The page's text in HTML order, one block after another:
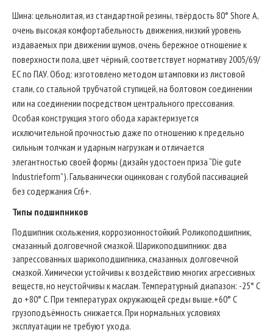
Шина: цельнолитая, из стандартной резины, твёрдость 80° Shore A,
очень высокая комфортабельность движения, низкий уровень
издаваемых при движении шумов, очень бережное отношение к
поверхности пола, цвет чёрный, соответствует нормативу 2005/69/
ЕС по ПАУ. Обод: изготовлено методом штамповки из листовой
стали, со стальной трубчатой ступицей, на болтовом соединении
или на соединении посредством центрального прессования.
Особая конструкция этого обода характеризуется
исключительной прочностью даже по отношению к предельно
сильным толчкам и ударным нагрузкам и отличается
элегантностью своей формы (дизайн удостоен приза “Die gute
Industrieform”). Гальванически оцинкован с голубой пассивацией
без содержания Cr6+.
Типы подшипников
Подшипник скольжения, коррозионностойкий. Роликоподшипник,
смазанный долговечной смазкой. Шарикоподшипники: два
запрессованных шарикоподшипника, смазанных долговечной
смазкой. Химически устойчивы к воздействию многих агрессивных
веществ, но неустойчивы к маслам. Температурный диапазон: -25° C
до +80° C. При температурах окружающей среды выше.+60° C
грузоподъёмность снижается. При нормальных условиях
эксплуатации не требуют ухода.